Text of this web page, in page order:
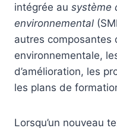
intégrée au système
environnemental
autres composantes
environnementale,
d’amélioration, les
les plans de
Lorsqu’un nouveau